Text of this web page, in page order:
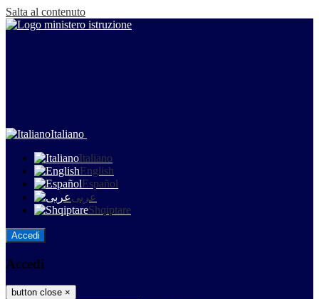
Salta al contenuto
Italiano
Italiano
English
Español
عربى
Shqiptare
Accedi
Accedi
button close ×